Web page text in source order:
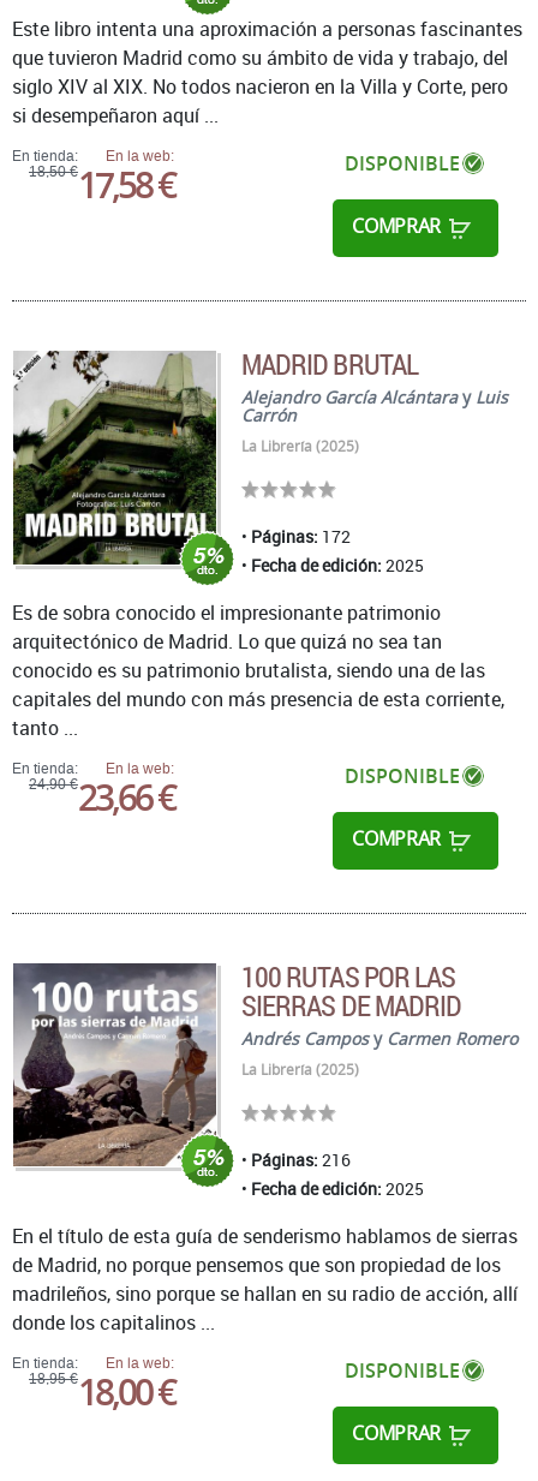
En tienda:
18,50 €
En la web:
17,58 € DISPONIBLE
COMPRAR
Este libro intenta una aproximación a personas fascinantes
que tuvieron Madrid como su ámbito de vida y trabajo, del
siglo XIV al XIX. No todos nacieron en la Villa y Corte, pero
si desempeñaron aquí ...
MADRID BRUTAL
Alejandro García Alcántaray Luis
Carrón
La Librería (2025)
Páginas: 172
Fecha de edición: 2025
En tienda:
24,90 €
En la web:
23,66 € DISPONIBLE
COMPRAR
Es de sobra conocido el impresionante patrimonio
arquitectónico de Madrid. Lo que quizá no sea tan
conocido es su patrimonio brutalista, siendo una de las
capitales del mundo con más presencia de esta corriente,
tanto ...
100 RUTAS POR LAS
SIERRAS DE MADRID
Andrés Camposy Carmen Romero
La Librería (2025)
Páginas: 216
Fecha de edición: 2025
En tienda:
18,95 €
En la web:
18,00 € DISPONIBLE
COMPRAR
En el título de esta guía de senderismo hablamos de sierras
de Madrid, no porque pensemos que son propiedad de los
madrileños, sino porque se hallan en su radio de acción, allí
donde los capitalinos ...